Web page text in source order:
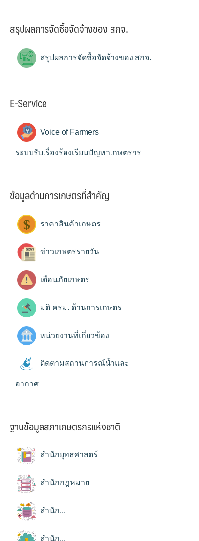
สรุปผลการจัดซื้อจัดจ้างของ สกจ.
สรุปผลการจัดซื้อจัดจ้างของ สกจ.
E-Service
Voice of Farmers
ระบบรับเรื่องร้องเรียนปัญหาเกษตรกร
ข้อมูลด้านการเกษตรที่สำคัญ
ราคาสินค้าเกษตร
ข่าวเกษตรรายวัน
เตือนภัยเกษตร
มติ ครม. ด้านการเกษตร
หน่วยงานที่เกี่ยวข้อง
ติดตามสถานการณ์น้ำและ
อากาศ
ฐานข้อมูลสภาเกษตรกรแห่งชาติ
สำนักยุทธศาสตร์
สำนักกฎหมาย
สำนัก...
สำนัก...